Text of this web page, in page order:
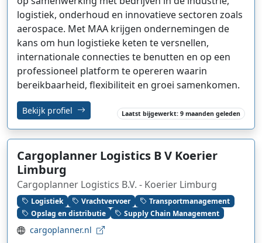
logistiek, onderhoud en innovatieve sectoren zoals
aerospace. Met MAA krijgen ondernemingen de
kans om hun logistieke keten te versnellen,
internationale connecties te benutten en op een
professioneel platform te opereren waarin
bereikbaarheid, flexibiliteit en groei samenkomen.
Bekijk profiel Laatst bijgewerkt: 9 maanden geleden
Cargoplanner Logistics B V Koerier
Limburg
Cargoplanner Logistics B.V. - Koerier Limburg
Logistiek Vrachtvervoer
Transportmanagement
Opslag en distributie
Supply Chain Management
cargoplanner.nl